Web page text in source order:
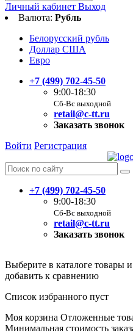
Личный кабинет Выход
Валюта: Рубль
Белорусский рубль
Доллар США
Евро
+7 (499) 702-45-50
9:00-18:30
Сб-Вс выходной
retail@c-tt.ru
Заказать звонок
Войти Регистрация
+7 (499) 702-45-50
9:00-18:30
Сб-Вс выходной
retail@c-tt.ru
Заказать звонок
Выберите в каталоге товары
добавить к сравнению
Список избранного пуст
Моя корзина Отложенные
Минимальная стоимость